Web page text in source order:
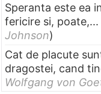
Speranta este ea
fericire si, poate,...
Johnson)
Cat de placute
dragostei, cand
Wolfgang von